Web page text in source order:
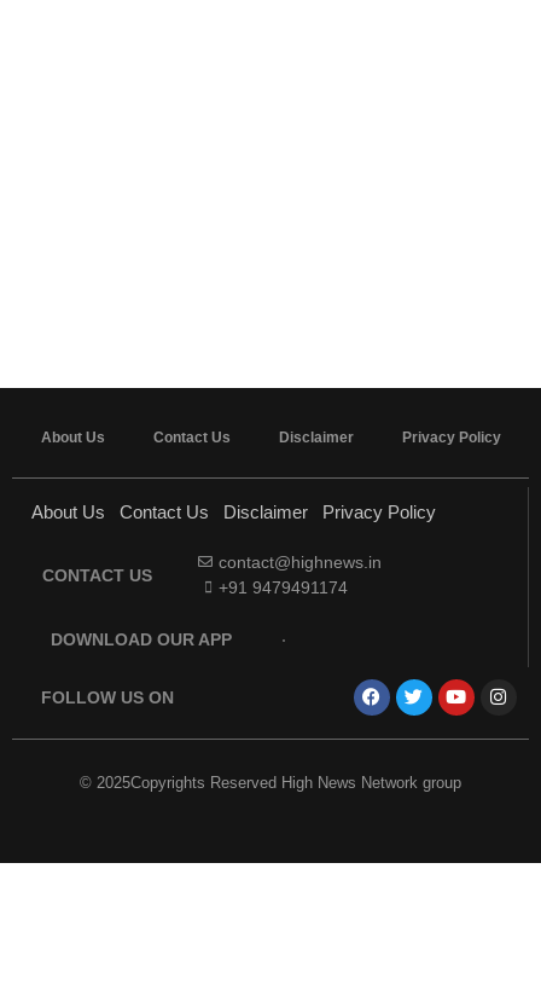
About Us Contact Us Disclaimer Privacy Policy
About Us Contact Us Disclaimer Privacy Policy
CONTACT US
contact@highnews.in
+91 9479491174
DOWNLOAD OUR APP
FOLLOW US ON
© 2025Copyrights Reserved High News Network group